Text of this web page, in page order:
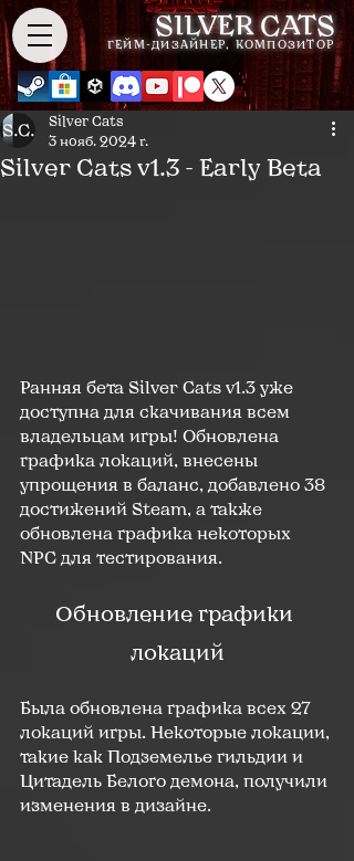
SILVER CATS
ГЕЙМ-ДИЗАЙНЕР, КОМПОЗИТОР
Silver Cats v1.3 - Early Beta
Silver Cats
3 нояб. 2024 г.
Ранняя бета Silver Cats v1.3 уже
доступна для скачивания всем
владельцам игры! Обновлена
графика локаций, внесены
упрощения в баланс, добавлено 38
достижений Steam, а также
обновлена графика некоторых
NPC для тестирования.
Обновление графики
локаций
Была обновлена графика всех 27
локаций игры. Некоторые локации,
такие как Подземелье гильдии и
Цитадель Белого демона, получили
изменения в дизайне.